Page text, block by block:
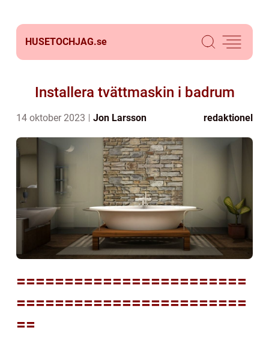
HUSETOCHJAG.se
Installera tvättmaskin i badrum
14 oktober 2023 Jon Larsson redaktionel
========================
========================
==